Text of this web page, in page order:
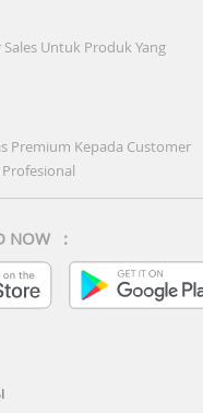
Untuk Produk Yang
Premium Kepada Customer
NOW :